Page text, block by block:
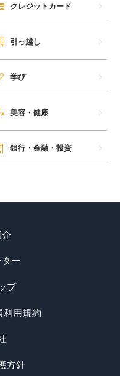
クレジットカード
引っ越し
学び
美容・健康
銀行・金融・投資
ー
プ
利用規約
方針